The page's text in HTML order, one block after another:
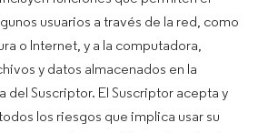
usuarios a través de la red, como
o Internet, y a la computadora,
y datos almacenados en la
del Suscriptor. El Suscriptor acepta y
los riesgos que implica usar su